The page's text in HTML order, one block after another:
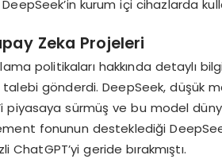
kurum içi cihazlarda
Zeka Projeleri
politikaları hakkında detaylı
gönderdi. DeepSeek, düşük
piyasaya sürmüş ve bu model
fonunun desteklediği
ChatGPT’yi geride bırakmıştı.